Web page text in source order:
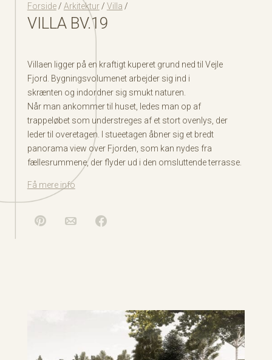
Forside/ Arkitektur/ Villa /
VILLA BV.19
Villaen ligger på en kraftigt kuperet grund ned til Vejle
Fjord. Bygningsvolumenet arbejder sig ind i
skrænten og indordner sig smukt naturen.
Når man ankommer til huset, ledes man op af
trappeløbet som understreges af et stort ovenlys, der
leder til overetagen. I stueetagen åbner sig et bredt
panorama view over Fjorden, som kan nydes fra
fællesrummene, der flyder ud i den omsluttende terrasse.
Få mere info